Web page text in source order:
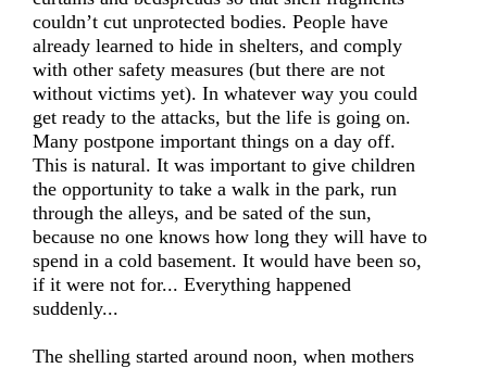
couldn’t cut unprotected bodies. People have
already learned to hide in shelters, and comply
with other safety measures (but there are not
without victims yet). In whatever way you could
get ready to the attacks, but the life is going on.
Many postpone important things on a day off.
This is natural. It was important to give children
the opportunity to take a walk in the park, run
through the alleys, and be sated of the sun,
because no one knows how long they will have to
spend in a cold basement. It would have been so,
if it were not for... Everything happened
suddenly...
The shelling started around noon, when mothers